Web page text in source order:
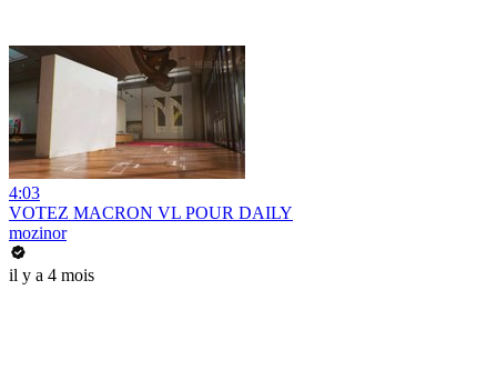
4:03
VOTEZ MACRON VL POUR DAILY
mozinor
il y a 4 mois